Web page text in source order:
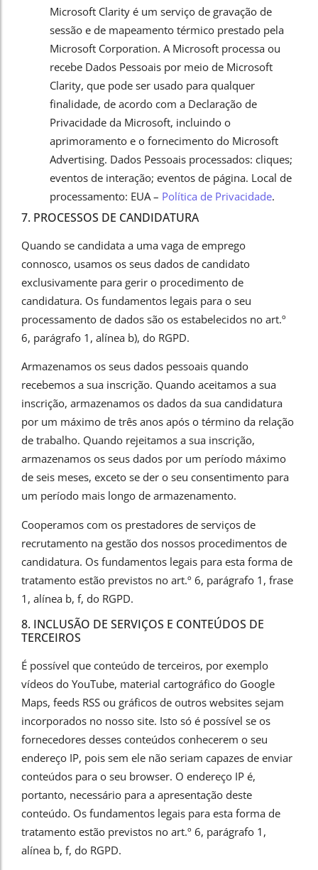
Microsoft Clarity é um serviço de gravação de
sessão e de mapeamento térmico prestado pela
Microsoft Corporation. A Microsoft processa ou
recebe Dados Pessoais por meio de Microsoft
Clarity, que pode ser usado para qualquer
finalidade, de acordo com a Declaração de
Privacidade da Microsoft, incluindo o
aprimoramento e o fornecimento do Microsoft
Advertising. Dados Pessoais processados: cliques;
eventos de interação; eventos de página. Local de
processamento: EUA – Política de Privacidade.
7. PROCESSOS DE CANDIDATURA
Quando se candidata a uma vaga de emprego
connosco, usamos os seus dados de candidato
exclusivamente para gerir o procedimento de
candidatura. Os fundamentos legais para o seu
processamento de dados são os estabelecidos no art.º
6, parágrafo 1, alínea b), do RGPD.
Armazenamos os seus dados pessoais quando
recebemos a sua inscrição. Quando aceitamos a sua
inscrição, armazenamos os dados da sua candidatura
por um máximo de três anos após o término da relação
de trabalho. Quando rejeitamos a sua inscrição,
armazenamos os seus dados por um período máximo
de seis meses, exceto se der o seu consentimento para
um período mais longo de armazenamento.
Cooperamos com os prestadores de serviços de
recrutamento na gestão dos nossos procedimentos de
candidatura. Os fundamentos legais para esta forma de
tratamento estão previstos no art.º 6, parágrafo 1, frase
1, alínea b, f, do RGPD.
8. INCLUSÃO DE SERVIÇOS E CONTEÚDOS DE
TERCEIROS
É possível que conteúdo de terceiros, por exemplo
vídeos do YouTube, material cartográfico do Google
Maps, feeds RSS ou gráficos de outros websites sejam
incorporados no nosso site. Isto só é possível se os
fornecedores desses conteúdos conhecerem o seu
endereço IP, pois sem ele não seriam capazes de enviar
conteúdos para o seu browser. O endereço IP é,
portanto, necessário para a apresentação deste
conteúdo. Os fundamentos legais para esta forma de
tratamento estão previstos no art.º 6, parágrafo 1,
alínea b, f, do RGPD.